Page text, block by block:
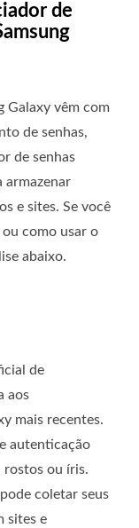
de
Galaxy vêm com
de senhas,
de senhas
armazenar
e sites. Se você
ou como usar o
abaixo.
de
aos
mais recentes.
autenticação
rostos ou íris.
coletar seus
sites e